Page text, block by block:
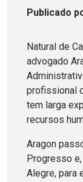
Publicado
Natural de
advogado
profissional
tem larga
recursos
Aragon
Progresso
Alegre, para